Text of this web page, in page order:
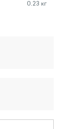
0.23 кг